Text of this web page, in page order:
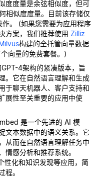
度度量是余弦相似度，但可
相似度度量。目前该存储仅
。 (如果您需要为应用程序
方案，我们推荐使用 Zilliz
构建的全托管向量数据
向量的免费套餐。)
4架构的紧凑版本，旨
。它在自然语言理解和生成
于聊天机器人、客户支持和
展性至关重要的应用中使
是一个先进的 AI 模
文本数据中的语义关系。它
从而在自然语言理解任务中
情感分析和推荐系统。
性化和知识发现等应用，简
程。